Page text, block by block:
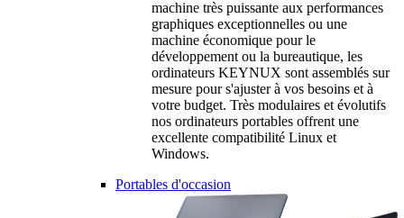
machine très puissante aux performances
graphiques exceptionnelles ou une
machine économique pour le
développement ou la bureautique, les
ordinateurs KEYNUX sont assemblés sur
mesure pour s'ajuster à vos besoins et à
votre budget. Très modulaires et évolutifs
nos ordinateurs portables offrent une
excellente compatibilité Linux et
Windows.
Portables d'occasion